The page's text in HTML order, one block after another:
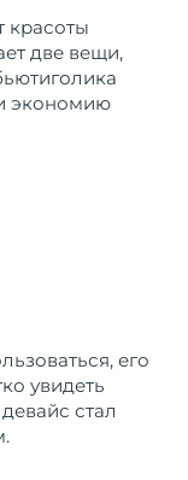
красоты
две вещи,
экономию
его
увидеть
стал